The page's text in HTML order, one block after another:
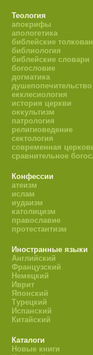
Теология
апокрифы
апологетика
библейские
библиология
библейские словари
богословие
догматика
душепопечительство
екклесиология
история церкви
оккультизм
патрология
религиоведение
сектология
современная
сравнительное
Конфессии
атеизм
ислам
иудаизм
католицизм
православие
протестантизм
Иностранные языки
Английский
Французский
Немецкий
Иврит
Японский
Турецкий
Испанский
Китайский
Каталоги
Новые книги